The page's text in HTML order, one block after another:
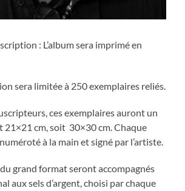
: L’album sera imprimé en
sera limitée à 250 exemplaires reliés.
ces exemplaires auront un
21×21 cm, soit 30×30 cm. Chaque
à la main et signé par l’artiste.
grand format seront accompagnés
aux sels d’argent, choisi par chaque